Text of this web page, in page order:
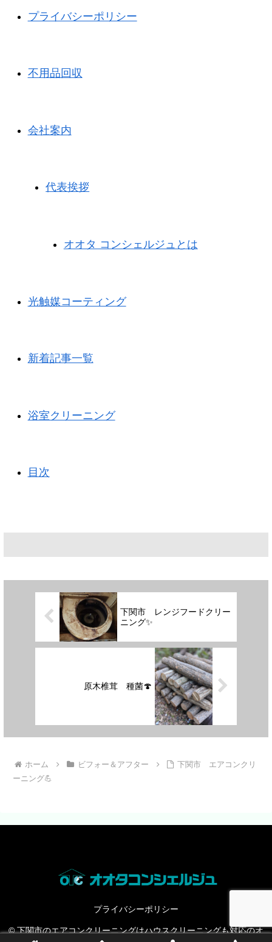
プライバシーポリシー
不用品回収
会社案内
代表挨拶
オオタ コンシェルジュとは
光触媒コーティング
新着記事一覧
浴室クリーニング
目次
下関市 レンジフードクリー
ニング✨
原木椎茸 種菌🍄
ホーム ビフォー＆アフター
下関市 エアコンクリ
ーニング💪
プライバシーポリシー
© 下関市のエアコンクリーニングはハウスクリーニングも対応のオ